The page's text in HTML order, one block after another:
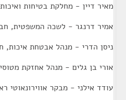
מאיר דיין - מחלקת בטיחות
אמיר דרנגר - לשכה המשפטית,
ניסן הדרי - מנהל אבטחת איכות,
אורי בן גלים - מנהל אחזקת
עודד אילני - מבקר אווירונאוטי